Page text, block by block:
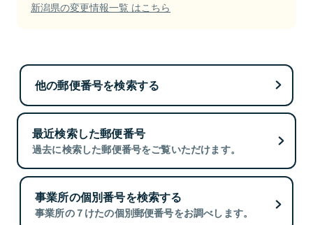
新潟県の変更情報一覧 はこちら
他の郵便番号を検索する
最近検索した郵便番号
過去に検索した郵便番号をご覧いただけます。
事業所の個別番号を検索する
事業所の７けたの個別郵便番号をお調べします。